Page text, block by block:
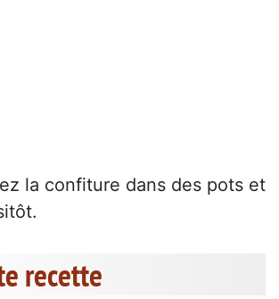
la confiture dans des pots et
recette